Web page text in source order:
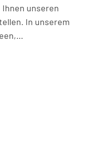
unseren
In unserem